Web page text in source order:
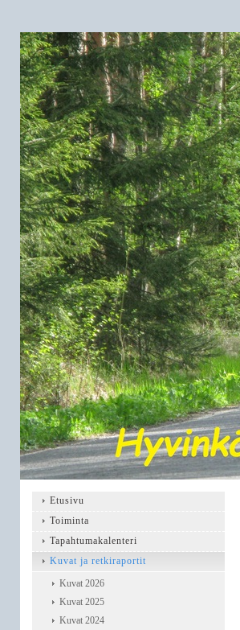
Etusivu
Toiminta
Tapahtumakalenteri
Kuvat ja retkiraportit
Kuvat 2026
Kuvat 2025
Kuvat 2024